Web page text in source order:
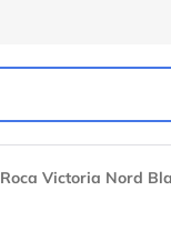
Victoria Nord